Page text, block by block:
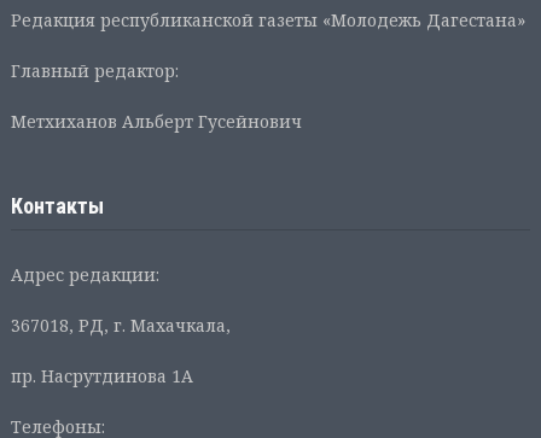
Редакция республиканской газеты «Молодежь Дагестана»
Главный редактор:
Метхиханов Альберт Гусейнович
Контакты
Адрес редакции:
367018, РД, г. Махачкала,
пр. Насрутдинова 1А
Телефоны: